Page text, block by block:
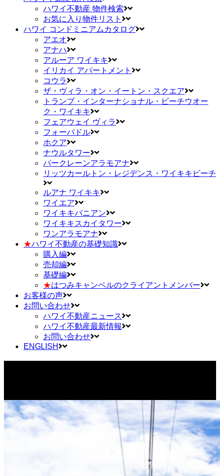
ハワイ不動産 物件検索
お気に入り物件リスト
ハワイ コンドミニアムカタログ
アエオ
アナハ
アルーア ワイキキ
イリカイ アパートメント
コウラ
ザ・ヴィラ・オン・イートン・スクエア
トランプ・インターナショナル・ビーチウオー
ク・ワイキキ
フェアウェイ ヴィラ
フォーパドル
ホクア
ナウルタワー
パークレーンアラモアナ
リッツカールトン・レジデンス・ワイキキビーチ
ルアナ ワイキキ
ワイエア
ワイキキバニアン
ワイキキスカイタワー
ワンアラモアナ
★ハワイ不動産の基礎知識
購入編
売却編
基礎編
★はつみキャンベルのクライアントメンバー
お客様の声
お問い合わせ
ハワイ不動産ニュース
ハワイ不動産最新情報
お問い合わせ
ENGLISH